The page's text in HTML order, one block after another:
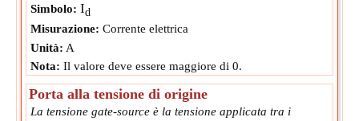
Simbolo: Id
Misurazione: Corrente elettrica
Unità: A
Nota: Il valore deve essere maggiore di 0.
Porta alla tensione di origine
La tensione gate-source è la tensione applicata tra i